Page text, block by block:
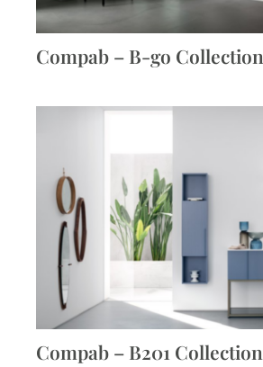
Compab – B-go Collection
Compab – B201 Collection